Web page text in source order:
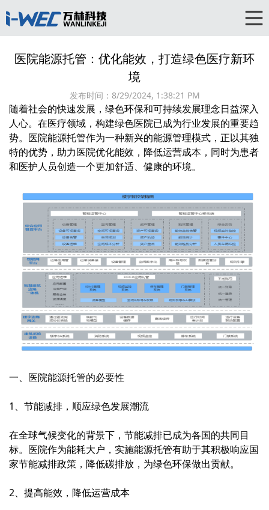
医院能源托管：优化能效，打造绿色医疗新环
境
发布时间： 8/29/2024, 1:38:21 PM
随着社会的快速发展，绿色环保和可持续发展理念日益深入
人心。在医疗领域，构建绿色医院已成为行业发展的重要趋
势。医院能源托管作为一种新兴的能源管理模式，正以其独
特的优势，助力医院优化能效，降低运营成本，同时为患者
和医护人员创造一个更加舒适、健康的环境。
一、医院能源托管的必要性
1、节能减排，顺应绿色发展潮流
在全球气候变化的背景下，节能减排已成为各国的共同目
标。医院作为能耗大户，实施能源托管有助于其积极响应国
家节能减排政策，降低碳排放，为绿色环保做出贡献。
2、提高能效，降低运营成本